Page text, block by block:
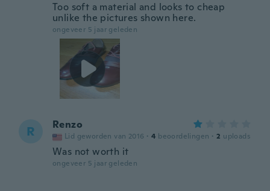
Too soft a material and looks to cheap
unlike the pictures shown here.
ongeveer 5 jaar geleden
R Renzo
Lid geworden van 2016 · 4 beoordelingen · 2 uploads
Was not worth it
ongeveer 5 jaar geleden